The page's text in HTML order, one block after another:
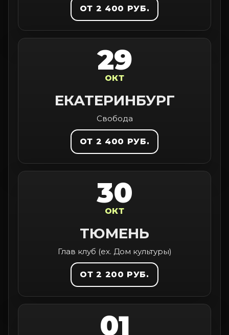
ОТ 2 400 РУБ.
29
ОКТ
ЕКАТЕРИНБУРГ
Свобода
ОТ 2 400 РУБ.
30
ОКТ
ТЮМЕНЬ
Глав клуб (ex. Дом культуры)
ОТ 2 200 РУБ.
01